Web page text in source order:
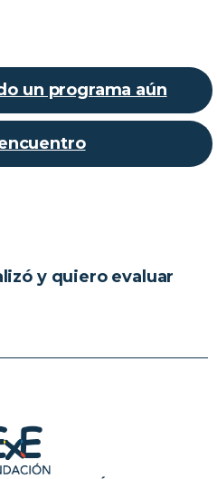
un programa aún
y quiero evaluar